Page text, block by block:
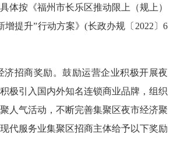
体按《福州市长乐区推动限上（规上）
增提升”行动方案》(长政办规〔2022〕6
济招商奖励。鼓励运营企业积极开展夜
极引入国内外知名连锁商业品牌，组织
人气活动，不断完善集聚区夜市经济聚
代服务业集聚区招商主体给予以下奖励